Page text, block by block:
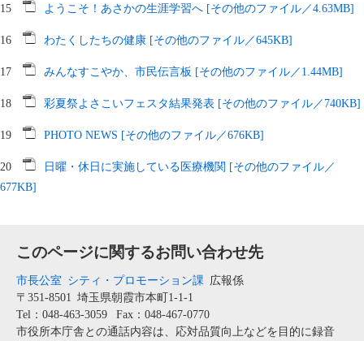
15 ようこそ！あさかの生涯学習へ [その他のファイル／4.63MB]
16 わたくしたちの健康 [その他のファイル／645KB]
17 みんなすこやか、市民伝言板 [その他のファイル／1.44MB]
18 彩夏祭よさこいフェスタ結果発表 [その他のファイル／740KB]
19 PHOTO NEWS [その他のファイル／676KB]
20
日曜・休日に実施している医療機関 [その他のファイル／
677KB]
このページに関するお問い合わせ先
市長公室 シティ・プロモーション課 広報係
〒351-8501 埼玉県朝霞市本町1-1-1
Tel：048-463-3059
Fax：048-467-0770
市役所本庁舎との通話内容は、応対品質向上などを目的に録音